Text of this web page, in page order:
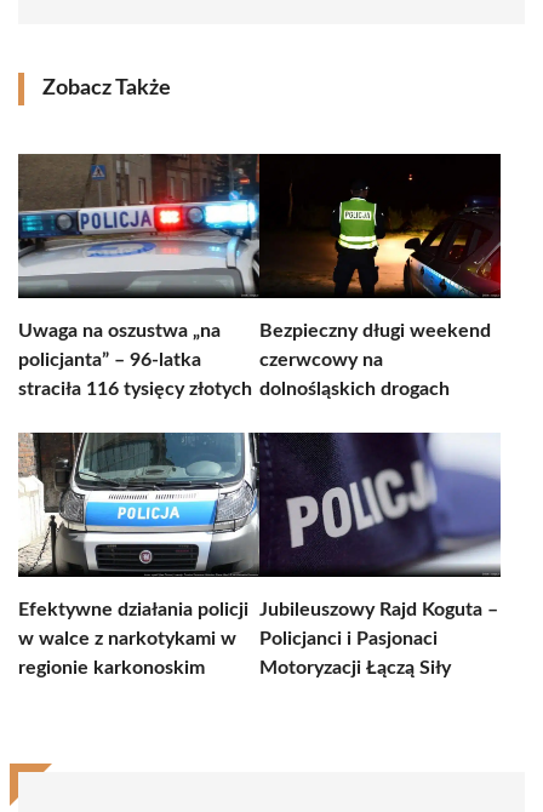
Zobacz Także
Uwaga na oszustwa „na
policjanta” – 96-latka
straciła 116 tysięcy złotych
Bezpieczny długi weekend
czerwcowy na
dolnośląskich drogach
Efektywne działania policji
w walce z narkotykami w
regionie karkonoskim
Jubileuszowy Rajd Koguta –
Policjanci i Pasjonaci
Motoryzacji Łączą Siły